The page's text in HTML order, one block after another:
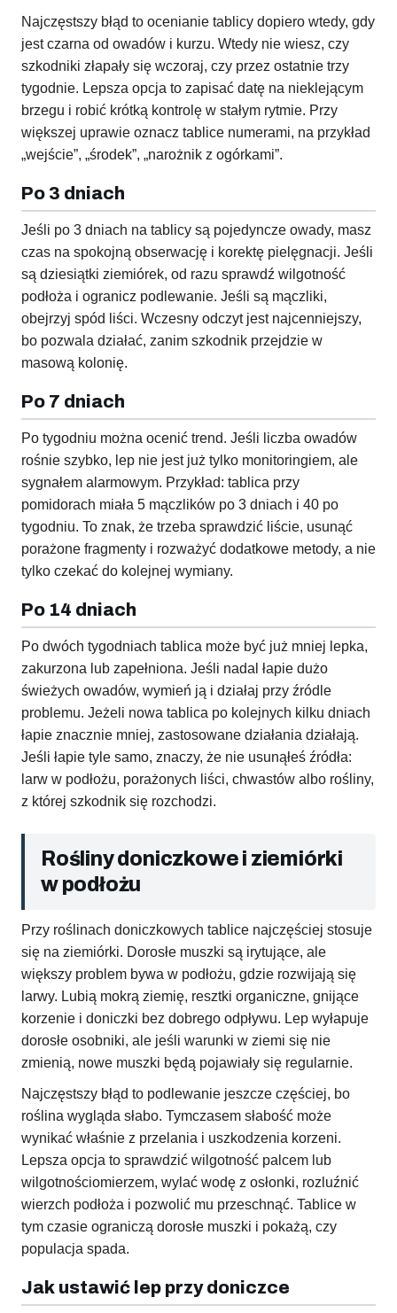
Najczęstszy błąd to ocenianie tablicy dopiero wtedy, gdy
jest czarna od owadów i kurzu. Wtedy nie wiesz, czy
szkodniki złapały się wczoraj, czy przez ostatnie trzy
tygodnie. Lepsza opcja to zapisać datę na nieklejącym
brzegu i robić krótką kontrolę w stałym rytmie. Przy
większej uprawie oznacz tablice numerami, na przykład
„wejście”, „środek”, „narożnik z ogórkami”.
Po 3 dniach
Jeśli po 3 dniach na tablicy są pojedyncze owady, masz
czas na spokojną obserwację i korektę pielęgnacji. Jeśli
są dziesiątki ziemiórek, od razu sprawdź wilgotność
podłoża i ogranicz podlewanie. Jeśli są mączliki,
obejrzyj spód liści. Wczesny odczyt jest najcenniejszy,
bo pozwala działać, zanim szkodnik przejdzie w
masową kolonię.
Po 7 dniach
Po tygodniu można ocenić trend. Jeśli liczba owadów
rośnie szybko, lep nie jest już tylko monitoringiem, ale
sygnałem alarmowym. Przykład: tablica przy
pomidorach miała 5 mączlików po 3 dniach i 40 po
tygodniu. To znak, że trzeba sprawdzić liście, usunąć
porażone fragmenty i rozważyć dodatkowe metody, a nie
tylko czekać do kolejnej wymiany.
Po 14 dniach
Po dwóch tygodniach tablica może być już mniej lepka,
zakurzona lub zapełniona. Jeśli nadal łapie dużo
świeżych owadów, wymień ją i działaj przy źródle
problemu. Jeżeli nowa tablica po kolejnych kilku dniach
łapie znacznie mniej, zastosowane działania działają.
Jeśli łapie tyle samo, znaczy, że nie usunąłeś źródła:
larw w podłożu, porażonych liści, chwastów albo rośliny,
z której szkodnik się rozchodzi.
Rośliny doniczkowe i ziemiórki
w podłożu
Przy roślinach doniczkowych tablice najczęściej stosuje
się na ziemiórki. Dorosłe muszki są irytujące, ale
większy problem bywa w podłożu, gdzie rozwijają się
larwy. Lubią mokrą ziemię, resztki organiczne, gnijące
korzenie i doniczki bez dobrego odpływu. Lep wyłapuje
dorosłe osobniki, ale jeśli warunki w ziemi się nie
zmienią, nowe muszki będą pojawiały się regularnie.
Najczęstszy błąd to podlewanie jeszcze częściej, bo
roślina wygląda słabo. Tymczasem słabość może
wynikać właśnie z przelania i uszkodzenia korzeni.
Lepsza opcja to sprawdzić wilgotność palcem lub
wilgotnościomierzem, wylać wodę z osłonki, rozluźnić
wierzch podłoża i pozwolić mu przeschnąć. Tablice w
tym czasie ograniczą dorosłe muszki i pokażą, czy
populacja spada.
Jak ustawić lep przy doniczce